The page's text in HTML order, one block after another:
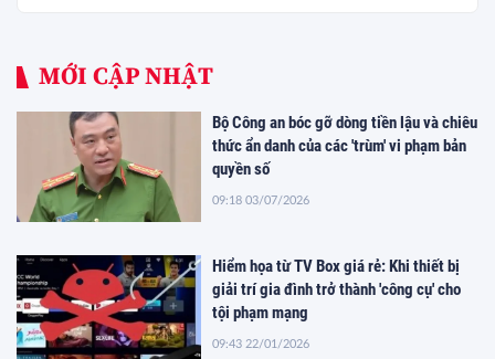
MỚI CẬP NHẬT
Bộ Công an bóc gỡ dòng tiền lậu và chiêu
thức ẩn danh của các 'trùm' vi phạm bản
quyền số
09:18 03/07/2026
Hiểm họa từ TV Box giá rẻ: Khi thiết bị
giải trí gia đình trở thành 'công cụ' cho
tội phạm mạng
09:43 22/01/2026